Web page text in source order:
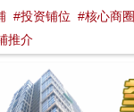
#投资铺位 #核心商圈
推介